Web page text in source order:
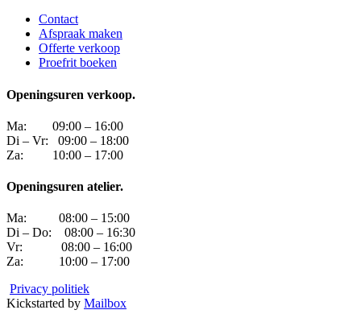
Contact
Afspraak maken
Offerte verkoop
Proefrit boeken
Openingsuren verkoop.
Ma: 09:00 – 16:00
Di – Vr: 09:00 – 18:00
Za: 10:00 – 17:00
Openingsuren atelier.
Ma: 08:00 – 15:00
Di – Do: 08:00 – 16:30
Vr: 08:00 – 16:00
Za: 10:00 – 17:00
Privacy politiek
Kickstarted by Mailbox